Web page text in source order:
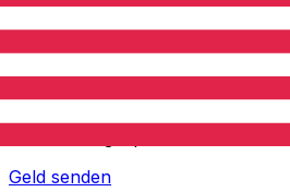
XE Internationaler
Geld schnell, sicher und einfach
Geld senden